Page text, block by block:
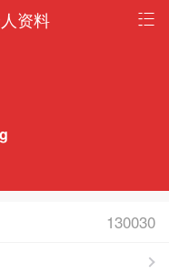
资料
130030